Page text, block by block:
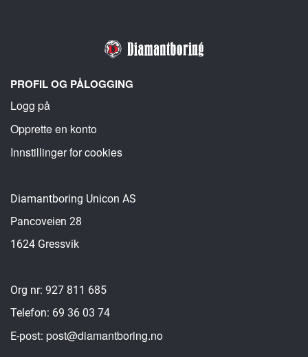
PROFIL OG PÅLOGGING
Logg på
Opprette en konto
Innstillinger for cookies
Diamantboring Unicon AS
Pancoveien 28
1624 Gressvik
Org nr: 927 811 685
Telefon: 69 36 03 74
E-post: post@diamantboring.no